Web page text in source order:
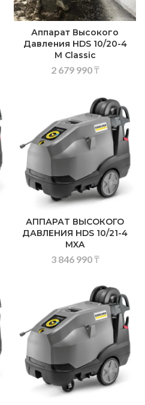
Аппарат Высокого
Давления HDS 10/20-4
M Classic
2 679 990₸
АППАРАТ ВЫСОКОГО
ДАВЛЕНИЯ HDS 10/21-4
MXA
3 846 990₸